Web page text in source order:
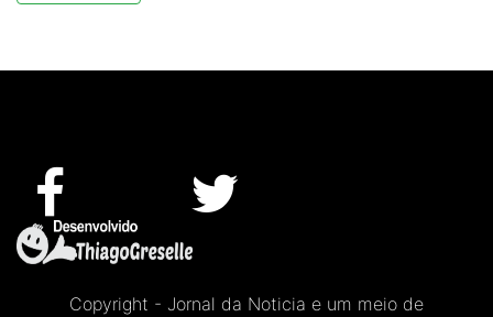
Copyright - Jornal da Noticia e um meio de